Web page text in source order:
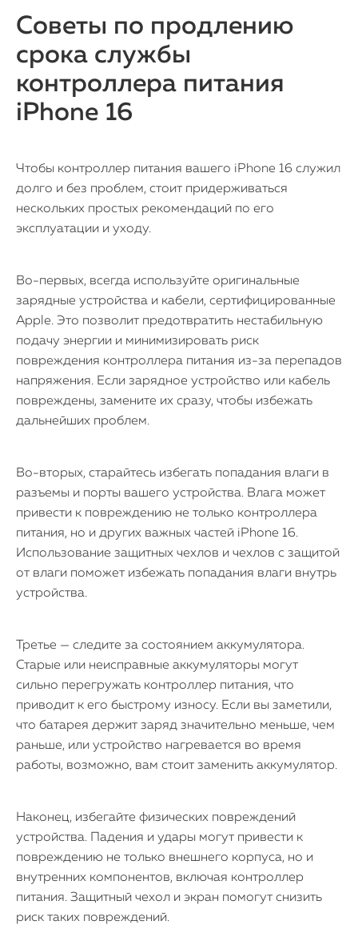
Советы по продлению
срока службы
контроллера питания
iPhone 16
Чтобы контроллер питания вашего iPhone 16 служил
долго и без проблем, стоит придерживаться
нескольких простых рекомендаций по его
эксплуатации и уходу.
Во-первых, всегда используйте оригинальные
зарядные устройства и кабели, сертифицированные
Apple. Это позволит предотвратить нестабильную
подачу энергии и минимизировать риск
повреждения контроллера питания из-за перепадов
напряжения. Если зарядное устройство или кабель
повреждены, замените их сразу, чтобы избежать
дальнейших проблем.
Во-вторых, старайтесь избегать попадания влаги в
разъемы и порты вашего устройства. Влага может
привести к повреждению не только контроллера
питания, но и других важных частей iPhone 16.
Использование защитных чехлов и чехлов с защитой
от влаги поможет избежать попадания влаги внутрь
устройства.
Третье — следите за состоянием аккумулятора.
Старые или неисправные аккумуляторы могут
сильно перегружать контроллер питания, что
приводит к его быстрому износу. Если вы заметили,
что батарея держит заряд значительно меньше, чем
раньше, или устройство нагревается во время
работы, возможно, вам стоит заменить аккумулятор.
Наконец, избегайте физических повреждений
устройства. Падения и удары могут привести к
повреждению не только внешнего корпуса, но и
внутренних компонентов, включая контроллер
питания. Защитный чехол и экран помогут снизить
риск таких повреждений.